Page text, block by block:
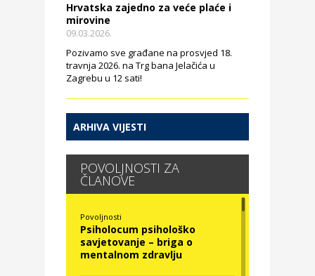
Hrvatska zajedno za veće plaće i
mirovine
09.03.2026.
Pozivamo sve građane na prosvjed 18.
travnja 2026. na Trg bana Jelačića u
Zagrebu u 12 sati!
ARHIVA VIJESTI
POVOLJNOSTI ZA
ČLANOVE
Povoljnosti
Psiholocum psihološko
savjetovanje – briga o
mentalnom zdravlju